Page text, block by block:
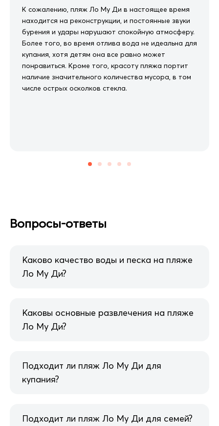
К сожалению, пляж Ло Му Ди в настоящее время
находится на реконструкции, и постоянные звуки
бурения и удары нарушают спокойную атмосферу.
Более того, во время отлива вода не идеальна для
купания, хотя детям она все равно может
понравиться. Кроме того, красоту пляжа портит
наличие значительного количества мусора, в том
числе острых осколков стекла.
Вопросы-ответы
Каково качество воды и песка на пляже
Ло Му Ди?
Каковы основные развлечения на пляже
Ло Му Ди?
Подходит ли пляж Ло Му Ди для
купания?
Подходит ли пляж Ло Му Ди для семей?